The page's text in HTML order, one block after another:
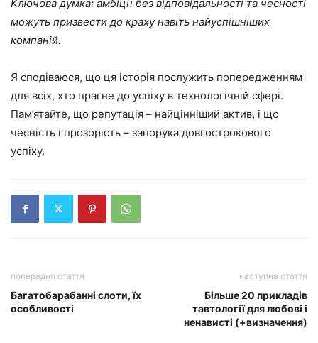
Ключова думка: амбіції без відповідальності та чесності
можуть призвести до краху навіть найуспішніших
компаній.
Я сподіваюся, що ця історія послужить попередженням
для всіх, хто прагне до успіху в технологічній сфері.
Пам’ятайте, що репутація – найцінніший актив, і що
чесність і прозорість – запорука довгострокового
успіху.
попередня стаття
Багатобарабанні слоти, їх
особливості
наступна стаття
Більше 20 прикладів
тавтології для любові і
ненависті (+визначення)